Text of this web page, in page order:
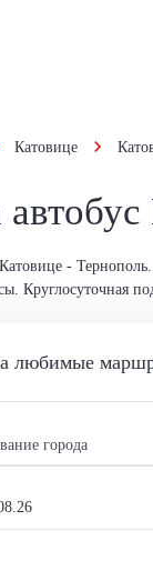
Катовице
-
Круглосуточная
любимые
.26